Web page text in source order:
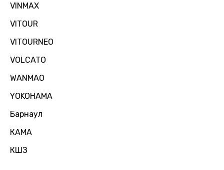
VINMAX
VITOUR
VITOURNEO
VOLCATO
WANMAO
YOKOHAMA
Барнаул
КАМА
КШЗ